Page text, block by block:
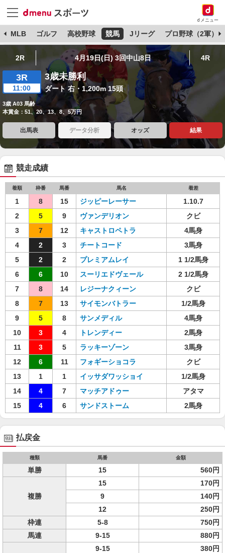
dメニュー
MLB ゴルフ 高校野球 競馬 Jリーグ プロ野球（2軍）
2R 4月19日(日) 3回中山8日 4R
3R
11:00
3歳未勝利
ダート 右・1,200m 15頭
3歳 A03 馬齢
本賞金：51、20、13、8、5万円
出馬表 データ分析 オッズ 結果
競走成績
着順 枠番 馬番 馬名 着差
1 8 15 ジッピーレーサー
1.10.7
2
5 9 ヴァンデリオン
クビ
3
7 12 キャストロペトラ
4馬身
4
2 3 チートコード
3馬身
5
2 2 プレミアムレイ
1 1/2馬身
6
6 10 スーリエドヴェール
2 1/2馬身
7
8 14 レジーナクィーン
クビ
8
7 13 サイモンバトラー
1/2馬身
9
5 8 サンメディル
4馬身
10
3 4 トレンディー
2馬身
11
3 5 ラッキーゾーン
3馬身
12
6 11 フォギーショコラ
クビ
13
1 1 イッサダワッショイ
1/2馬身
14
4 7 マッチアドゥー
アタマ
15
4 6 サンドストーム 2馬身
払戻金
種類 馬番 金額
単勝 15 560円
複勝
15
170円
9
140円
12
250円
枠連
5-8
750円
馬連
9-15 880円
9-15
380円